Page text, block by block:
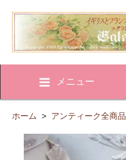
メニュー
ホーム > アンティーク全商品